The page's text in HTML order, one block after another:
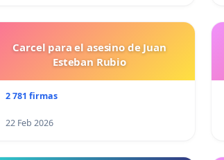
Carcel para el asesino de Juan
Esteban Rubio
2 781 firmas
22 Feb 2026